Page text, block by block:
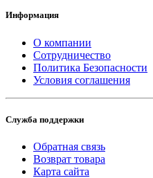
Информация
О компании
Сотрудничество
Политика Безопасности
Условия соглашения
Служба поддержки
Обратная связь
Возврат товара
Карта сайта